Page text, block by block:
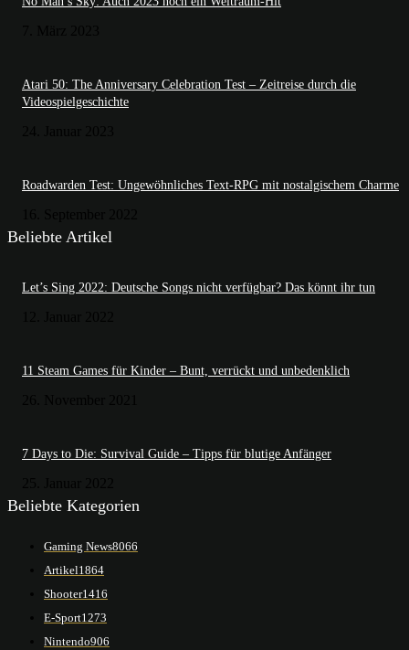
Atari 50: The Anniversary Celebration Test – Zeitreise durch die
Videospielgeschichte
Roadwarden Test: Ungewöhnliches Text-RPG mit nostalgischem Charme
Beliebte Artikel
Let’s Sing 2022: Deutsche Songs nicht verfügbar? Das könnt ihr tun
11 Steam Games für Kinder – Bunt, verrückt und unbedenklich
7 Days to Die: Survival Guide – Tipps für blutige Anfänger
Beliebte Kategorien
Gaming News8066
Artikel1864
Shooter1416
E-Sport1273
Nintendo906